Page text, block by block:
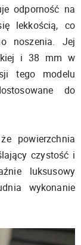
odporność na
lekkością, co
noszenia. Jej
i 38 mm w
tego modelu
do
powierzchnia
czystość i
luksusowy
wykonanie